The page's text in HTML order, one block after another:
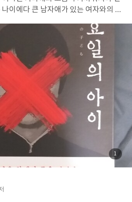
마지막 "그저 계속 생각한다."라는
공론화 시켜서 가장 현실적이고 합리
교폭력을 조금이라도 줄일 수 있는 최
안타깝고 답답한 현실이다. 눈에는
력으로 해결할 수 밖에 없는,그러므로
는 그런 폭력의 악순환이 사라지고 도
가장이 제발 생기지 않는 그런 세상을
뷰를 마친다.
이에다 큰 남자애가 있는 여자와의 결
망이 컸고 아사히가오카란 곳에 새집
러 보던 중, 이웃집 여자의 날카로운
침...그 이름은 7년 전 여기 아사히가
한 사건의 범인 우에다 유타로였고 그
았다는 것.독약으로 할머니와 반 친구
다는 것이 운이 나쁜 단순한 해프닝일
것인가... 나오키상 수상작
목요일의 아이'는 읽는내내 어둡고 불
난 목요일의 아이 라는 전대미문의 사
와의 연결성이 서서히 드러나며 평범
서 감춰져 있던 불편하고 잔인한 진실
력등 많은 사회적 질문을 던진 소설이
한 시미즈와 하루히코의 행동이나 말
것으로 보이지만 그럴수록 둘 사이는
순간부터 자신도 모르게 거리를 두게
첨
부
사
1